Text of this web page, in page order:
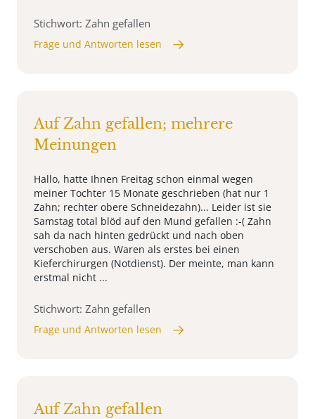
Stichwort: Zahn gefallen
Frage und Antworten lesen
Auf Zahn gefallen; mehrere
Meinungen
Hallo, hatte Ihnen Freitag schon einmal wegen
meiner Tochter 15 Monate geschrieben (hat nur 1
Zahn; rechter obere Schneidezahn)... Leider ist sie
Samstag total blöd auf den Mund gefallen :-( Zahn
sah da nach hinten gedrückt und nach oben
verschoben aus. Waren als erstes bei einen
Kieferchirurgen (Notdienst). Der meinte, man kann
erstmal nicht ...
Stichwort: Zahn gefallen
Frage und Antworten lesen
Auf Zahn gefallen